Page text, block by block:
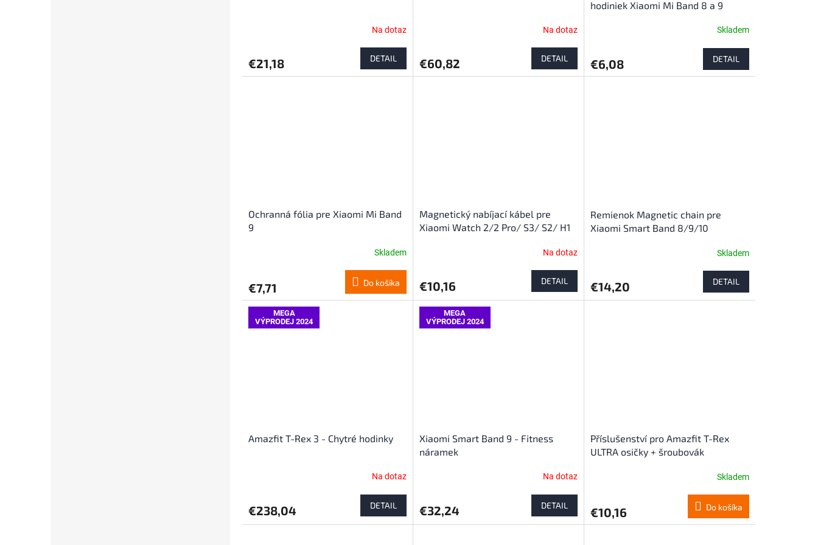
Na dotaz
€21,18 DETAIL
Na dotaz
€60,82 DETAIL
hodiniek Xiaomi Mi Band 8 a 9
Skladem
€6,08 DETAIL
Ochranná fólia pre Xiaomi Mi Band
9
Skladem
€7,71 Do košíka
Magnetický nabíjací kábel pre
Xiaomi Watch 2/2 Pro/ S3/ S2/ H1
Na dotaz
€10,16 DETAIL
Remienok Magnetic chain pre
Xiaomi Smart Band 8/9/10
Skladem
€14,20 DETAIL
MEGA
VÝPRODEJ 2024
Amazfit T-Rex 3 - Chytré hodinky
Na dotaz
€238,04 DETAIL
MEGA
VÝPRODEJ 2024
Xiaomi Smart Band 9 - Fitness
náramek
Na dotaz
€32,24 DETAIL
Příslušenství pro Amazfit T-Rex
ULTRA osičky + šroubovák
je
5,0
Skladem
€10,16 Do košíka